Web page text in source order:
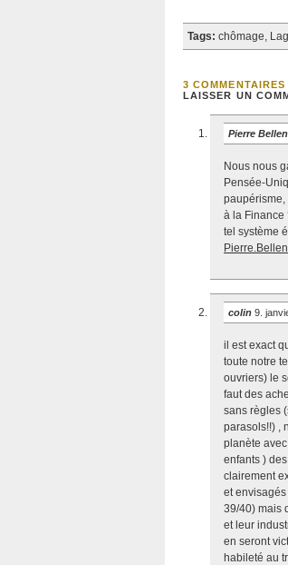
Tags: chômage,
3 COMMENTAIRES
LAISSER UN
Pierre
Nous nous
Pensée-
paupérisme,
à la Finance
tel système
colin 9.
il est exact
toute notre
ouvriers) le
faut des
sans règles
parasols!!) ,
planète
enfants )
clairement
et
39/40) mais
et leur
en seront
habileté au